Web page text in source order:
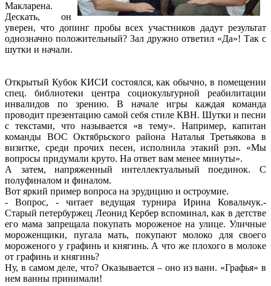
Макларена.
Дескать, он
уверен, что допинг пробы всех участников дадут результат
однозначно положительный? Зал дружно ответил «Да»! Так с
шутки и начали.
Открытый Кубок КИСИ состоялся, как обычно, в помещении
спец. библиотеки центра социокультурной реабилитации
инвалидов по зрению. В начале игры каждая команда
проводит презентацию самой себя стиле КВН. Шутки и песни
с текстами, что называется «в тему». Например, капитан
команды ВОС Октябрьского района Наталья Третьякова в
визитке, среди прочих песен, исполнила этакий рэп. «Мы
вопросы придумали круто. На ответ вам менее минуты».
А затем, напряженный интеллектуальный поединок. С
полуфиналом и финалом.
Вот яркий пример вопроса на эрудицию и остроумие.
- Вопрос, - читает ведущая турнира Ирина Ковальчук.-
Старый петербуржец Леонид Кербер вспоминал, как в детстве
его мама запрещала покупать мороженое на улице. Уличные
мороженщики, пугала мать, покупают молоко для своего
мороженого у графинь и княгинь. А что же плохого в молоке
от графинь и княгинь?
Ну, в самом деле, что? Оказывается – оно из ванн. «Графья» в
нем ванны принимали!